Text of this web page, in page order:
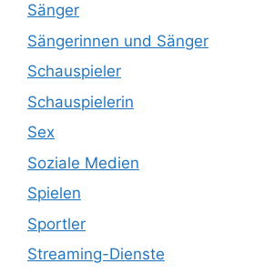
Sänger
Sängerinnen und Sänger
Schauspieler
Schauspielerin
Sex
Soziale Medien
Spielen
Sportler
Streaming-Dienste